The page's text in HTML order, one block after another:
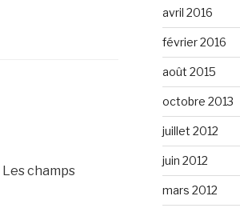
Les champs
avril 2016
février 2016
août 2015
octobre 2013
juillet 2012
juin 2012
mars 2012